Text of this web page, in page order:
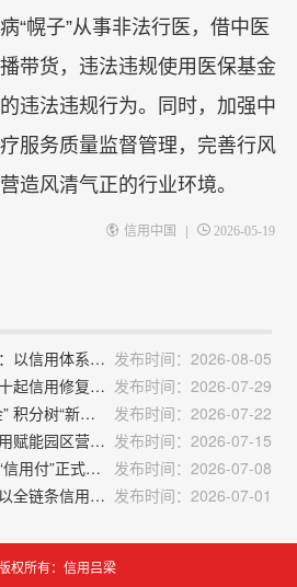
“幌子”从事非法行医，借中医
带货，违法违规使用医保基金
违法违规行为。同时，加强中
服务质量监督管理，完善行风
造风清气正的行业环境。
信用中国 | 2026-05-19
1.信用中国：河南驻马店：以信用体系建设打造营商环境“金字招牌” 发布时间：2026-08-05
2.信用中国：辽宁省发布十起信用修复典型案例 发布时间：2026-07-29
3.信用中国：信用变“真金” 积分树“新风”——山东济宁任城区社会信用体系建设观察
发布时间：2026-07-22
4.信用中国：以数字化信用赋能园区营商环境优化升级 发布时间：2026-07-15
5.信用中国：山东威海：“信用付”正式上线
发布时间：2026-07-08
6.信用中国：江苏泰兴：以全链条信用建设赋能营商环境 发布时间：2026-07-01
权所有：信用吕梁